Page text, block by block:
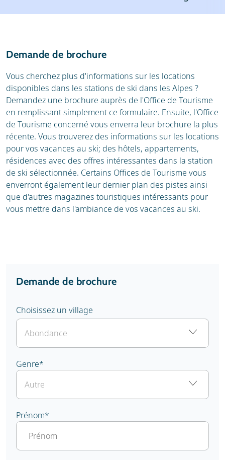
Bons plans
Demande de brochure
Vous cherchez plus d'informations sur les locations
disponibles dans les stations de ski dans les Alpes ?
Demandez une brochure auprès de l'Office de Tourisme
en remplissant simplement ce formulaire. Ensuite, l'Office
de Tourisme concerné vous enverra leur brochure la plus
récente. Vous trouverez des informations sur les locations
pour vos vacances au ski; des hôtels, appartements,
résidences avec des offres intéressantes dans la station
de ski sélectionnée. Certains Offices de Tourisme vous
enverront également leur dernier plan des pistes ainsi
que d'autres magazines touristiques intéressants pour
vous mettre dans l'ambiance de vos vacances au ski.
Demande de brochure
Choisissez un village
Genre*
Prénom*